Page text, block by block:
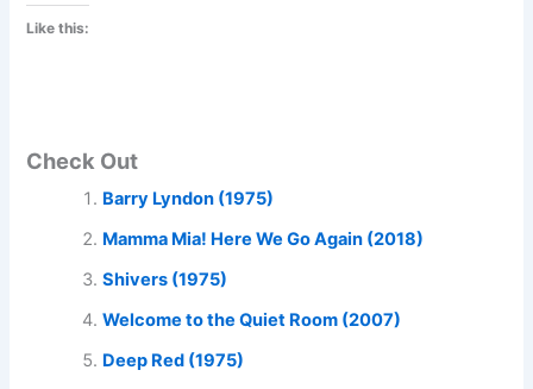
Like this:
Check Out
Barry Lyndon (1975)
Mamma Mia! Here We Go Again (2018)
Shivers (1975)
Welcome to the Quiet Room (2007)
Deep Red (1975)